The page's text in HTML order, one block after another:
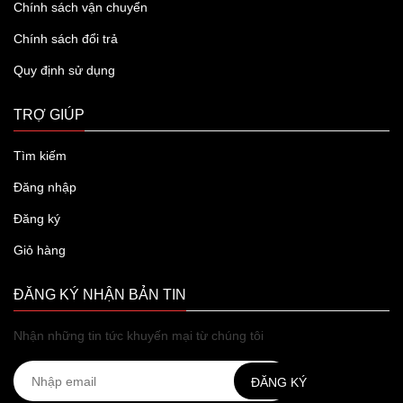
Chính sách vận chuyển
Chính sách đổi trả
Quy định sử dụng
TRỢ GIÚP
Tìm kiếm
Đăng nhập
Đăng ký
Giỏ hàng
ĐĂNG KÝ NHẬN BẢN TIN
Nhận những tin tức khuyến mại từ chúng tôi
ĐĂNG KÝ